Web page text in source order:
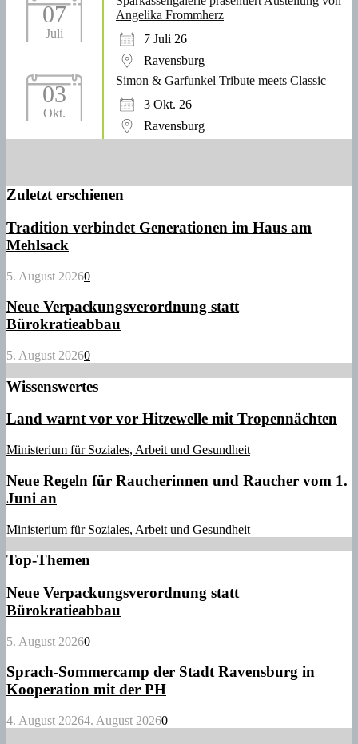
07
Juli
Angelika Frommherz
7 Juli 26
Ravensburg
03
Okt.
Simon & Garfunkel Tribute meets Classic
3 Okt. 26
Ravensburg
Zuletzt erschienen
Tradition verbindet Generationen im Haus am
Mehlsack
5. August 20260
Neue Verpackungsverordnung statt
Bürokratieabbau
5. August 20260
Wissenswertes
Land warnt vor vor Hitzewelle mit Tropennächten
Ministerium für Soziales, Arbeit und Gesundheit
Neue Regeln für Raucherinnen und Raucher vom 1.
Juni an
Ministerium für Soziales, Arbeit und Gesundheit
Top-Themen
Neue Verpackungsverordnung statt
Bürokratieabbau
5. August 20260
Sprach-Sommercamp der Stadt Ravensburg in
Kooperation mit der PH
4. August 20264. August 20260